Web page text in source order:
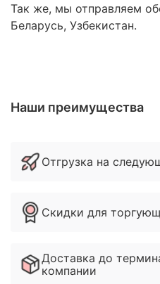
Так же, мы отправляем
Беларусь, Узбекистан.
Наши преимущества
Отгрузка на
Скидки для
Доставка до
компании